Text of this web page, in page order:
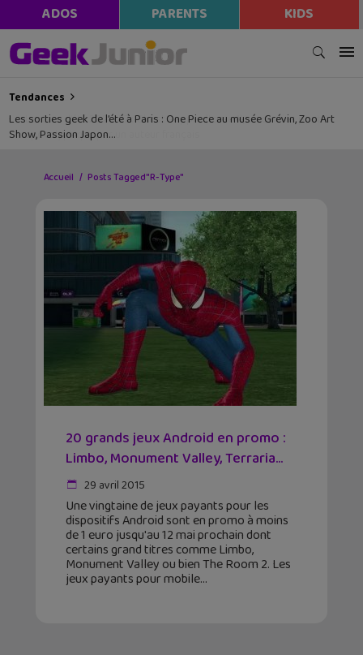
ADOS PARENTS KIDS
Tendances
Les sorties geek de l’été à Paris : One Piece au musée Grévin, Zoo Art
Show, Passion Japon…
Accueil Posts Tagged "R-Type"
20 grands jeux Android en promo :
Limbo, Monument Valley, Terraria…
29 avril 2015
Une vingtaine de jeux payants pour les
dispositifs Android sont en promo à moins
de 1 euro jusqu'au 12 mai prochain dont
certains grand titres comme Limbo,
Monument Valley ou bien The Room 2. Les
jeux payants pour mobile